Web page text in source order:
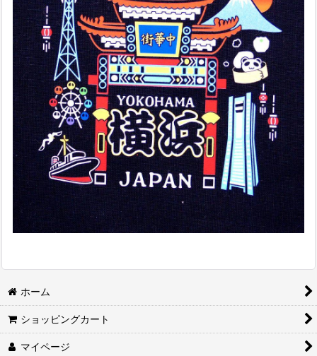
ホーム
ショッピングカート
マイページ